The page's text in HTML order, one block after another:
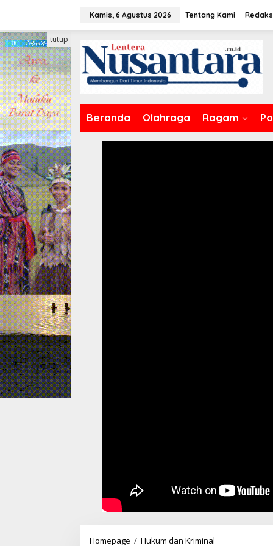
konten
Kamis, 6 Agustus 2026 Tentang Kami
Beranda Olahraga Ragam
tutup
Homepage / Hukum dan Kriminal